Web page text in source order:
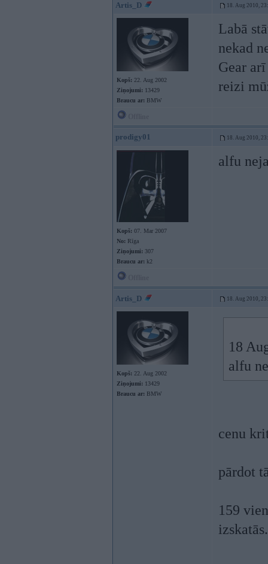
Artis_D 18. Aug 2010,
Kopš: 22. Aug 2002
Ziņojumi: 13429
Braucu ar: BMW
Labā
nekad
Gear
reizi
prodigy01 18. Aug 2010,
Kopš: 07. Mar 2007
No: Rīga
Ziņojumi: 307
Braucu ar: k2
alfu
Artis_D 18. Aug 2010,
Kopš: 22. Aug 2002
Ziņojumi: 13429
Braucu ar: BMW
18
alfu
cenu
pārdot
159
izskatās.